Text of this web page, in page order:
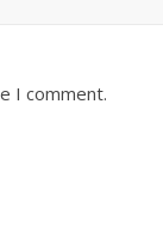
I comment.